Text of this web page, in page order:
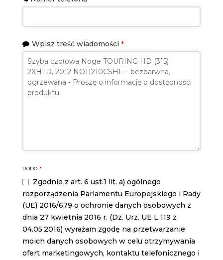
Wpisz treść wiadomości *
RODO *
Zgodnie z art. 6 ust.1 lit. a) ogólnego
rozporządzenia Parlamentu Europejskiego i Rady
(UE) 2016/679 o ochronie danych osobowych z
dnia 27 kwietnia 2016 r. (Dz. Urz. UE L 119 z
04.05.2016) wyrażam zgodę na przetwarzanie
moich danych osobowych w celu otrzymywania
ofert marketingowych, kontaktu telefonicznego i